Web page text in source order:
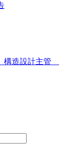
構造設計主管